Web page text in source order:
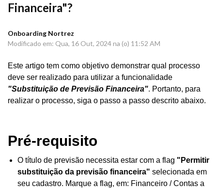
Financeira"?
Onboarding Nortrez
Modificado em: Qua, 16 Out, 2024 na (o) 11:52 AM
Este artigo tem como objetivo demonstrar qual processo
deve ser realizado para utilizar a funcionalidade
"Substituição de Previsão Financeira". Portanto, para
realizar o processo, siga o passo a passo descrito abaixo.
Pré-requisito
O título de previsão necessita estar com a flag "Permitir
substituição da previsão financeira" selecionada em
seu cadastro. Marque a flag, em: Financeiro / Contas a